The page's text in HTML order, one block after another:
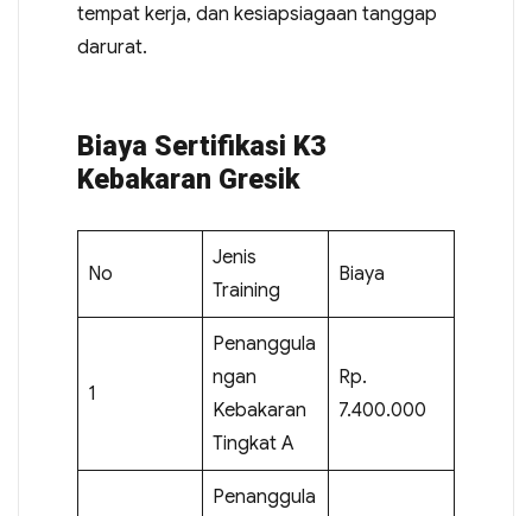
tempat kerja, dan kesiapsiagaan tanggap
darurat.
Biaya Sertifikasi K3
Kebakaran Gresik
No
Jenis
Training
Biaya
1
Penanggula
ngan
Kebakaran
Tingkat A
Rp.
7.400.000
Penanggula